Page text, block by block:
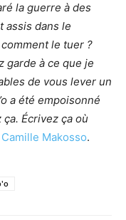
la guerre à des
assis dans le
le tuer ?
garde à ce que je
de vous lever un
a été empoisonné
Écrivez ça où
Camille Makosso.